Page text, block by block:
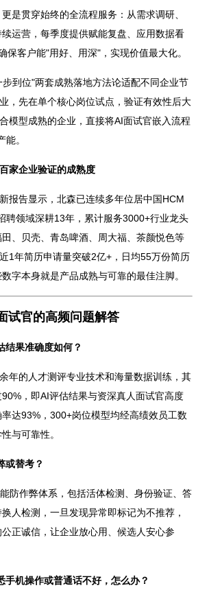
是贯穿始终的全流程服务：从需求调研、
运营，每季度提供赋能复盘、应用数据看
保客户能"用好、用深"，实现价值最大化。
到位"两套成熟落地方法论适配不同企业节
，先在单个核心岗位试点，验证有效性后大
模型成熟的企业，直接将AI面试官嵌入流程
。
家企业验证的成熟度
报告显示，北森已连续多年位居中国HCM
聘领域深耕13年，累计服务3000+行业龙头
、贝壳、青岛啤酒、周大福、茶颜悦色等
1年简历申请量突破2亿+，日均55万份简历
字本身就是产品成熟与可靠的最佳注脚。
试官的高频问题解答
结果准确度如何？
年的人才测评专业技术和海量数据训练，其
，即AI评估结果与资深真人面试官高度
达93%，300+岗位模型均经高绩效员工数
与可靠性。
或替考？
防作弊体系，包括活体检测、身份验证、答
人检测，一旦发现异常即标记为不推荐，
正诚信，让企业放心用、候选人安心参
手机操作或普通话不好，怎么办？